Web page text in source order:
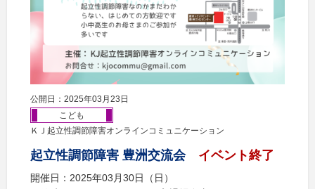
公開日：2025年03月23日
こども
ＫＪ起立性調節障害オンラインコミュニケーション
起立性調節障害 豊洲交流会 イベント終了
開催日：2025年03月30日（日）